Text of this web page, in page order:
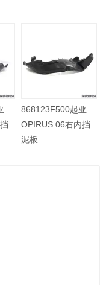
868123F500起亚
OPIRUS 06右内挡
泥板